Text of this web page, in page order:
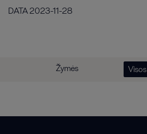
DATA2023-11-28
Žymės Visos